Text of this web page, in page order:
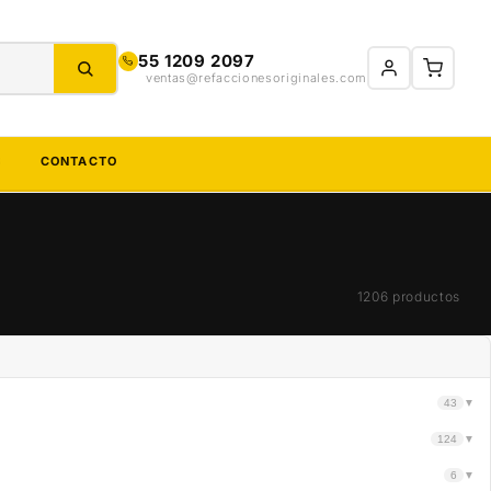
55 1209 2097
ventas@refaccionesoriginales.com
CONTACTO
1206 productos
43 ▼
124 ▼
6 ▼